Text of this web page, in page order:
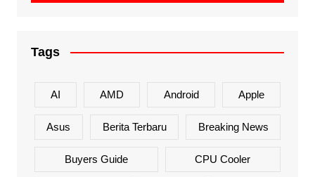
Tags
AI AMD Android Apple
Asus Berita Terbaru Breaking News
Buyers Guide CPU Cooler